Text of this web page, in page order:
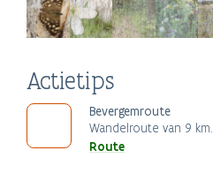
Actietips
Bevergemroute
Wandelroute van 9 km.
Route